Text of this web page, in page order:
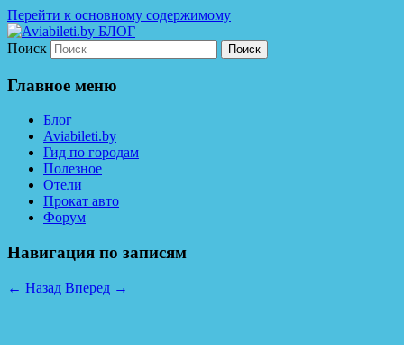
Перейти к основному содержимому
Aviabileti.by БЛОГ
Дешевые авиабилеты по всему миру. С
нами легко путешествовать!
Поиск
Главное меню
Блог
Aviabileti.by
Гид по городам
Полезное
Отели
Прокат авто
Форум
Навигация по записям
← Назад Вперед →